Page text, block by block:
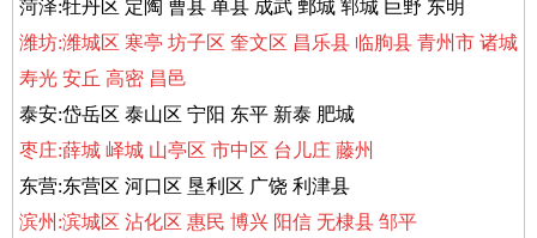
菏泽:牡丹区 定陶 曹县 单县 成武 鄄城 郓城 巨野 东明
潍坊:潍城区 寒亭 坊子区 奎文区 昌乐县 临朐县 青州市 诸城
寿光 安丘 高密 昌邑
泰安:岱岳区 泰山区 宁阳 东平 新泰 肥城
枣庄:薛城 峄城 山亭区 市中区 台儿庄 藤州
东营:东营区 河口区 垦利区 广饶 利津县
滨州:滨城区 沾化区 惠民 博兴 阳信 无棣县 邹平